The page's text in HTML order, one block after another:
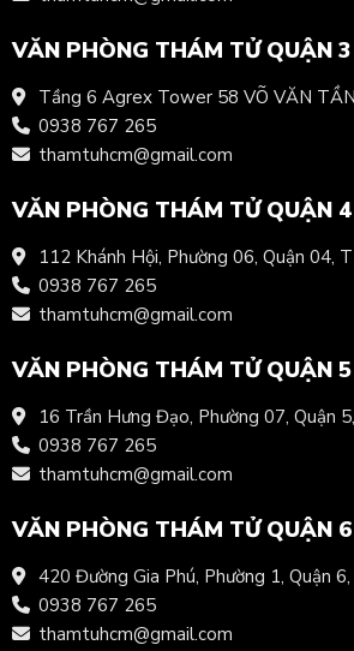
VĂN PHÒNG THÁM TỬ QUẬN 3
Tầng 6 Agrex Tower 58 VÕ VĂN
0938 767 265
thamtuhcm@gmail.com
VĂN PHÒNG THÁM TỬ QUẬN 4
112 Khánh Hội, Phường 06, Quận 04,
0938 767 265
thamtuhcm@gmail.com
VĂN PHÒNG THÁM TỬ QUẬN 5
16 Trần Hưng Đạo, Phường 07, Quận
0938 767 265
thamtuhcm@gmail.com
VĂN PHÒNG THÁM TỬ QUẬN 6
420 Đường Gia Phú, Phường 1, Quận
0938 767 265
thamtuhcm@gmail.com